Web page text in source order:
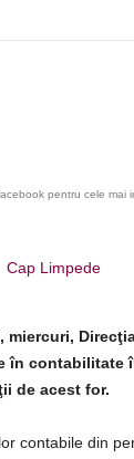
pentru cele mai
Cap Limpede
miercuri,
contabilitate
de acest for.
contabile din